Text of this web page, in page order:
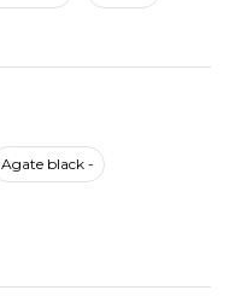
Agate black -